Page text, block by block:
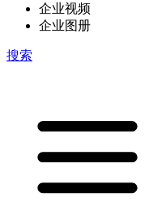
企业视频
企业图册
搜索